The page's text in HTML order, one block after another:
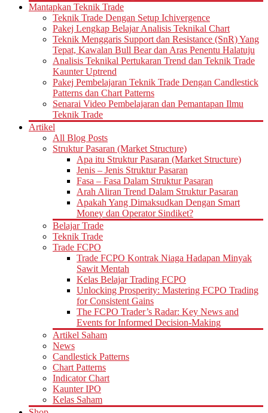
Mantapkan Teknik Trade
Teknik Trade Dengan Setup Ichivergence
Pakej Lengkap Belajar Analisis Teknikal Chart
Teknik Menggaris Support dan Resistance (SnR) Yang
Tepat, Kawalan Bull Bear dan Aras Penentu Halatuju
Analisis Teknikal Pertukaran Trend dan Teknik Trade
Kaunter Uptrend
Pakej Pembelajaran Teknik Trade Dengan Candlestick
Patterns dan Chart Patterns
Senarai Video Pembelajaran dan Pemantapan Ilmu
Teknik Trade
Artikel
All Blog Posts
Struktur Pasaran (Market Structure)
Apa itu Struktur Pasaran (Market Structure)
Jenis – Jenis Struktur Pasaran
Fasa – Fasa Dalam Struktur Pasaran
Arah Aliran Trend Dalam Struktur Pasaran
Apakah Yang Dimaksudkan Dengan Smart
Money dan Operator Sindiket?
Belajar Trade
Teknik Trade
Trade FCPO
Trade FCPO Kontrak Niaga Hadapan Minyak
Sawit Mentah
Kelas Belajar Trading FCPO
Unlocking Prosperity: Mastering FCPO Trading
for Consistent Gains
The FCPO Trader’s Radar: Key News and
Events for Informed Decision-Making
Artikel Saham
News
Candlestick Patterns
Chart Patterns
Indicator Chart
Kaunter IPO
Kelas Saham